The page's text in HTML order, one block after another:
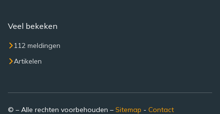
Veel bekeken
112 meldingen
Artikelen
© – Alle rechten voorbehouden – Sitemap - Contact